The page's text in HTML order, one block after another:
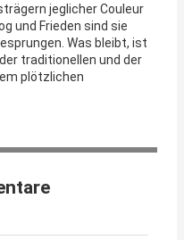
jeglicher Couleur
und Frieden sind sie
Was bleibt, ist
traditionellen und der
plötzlichen